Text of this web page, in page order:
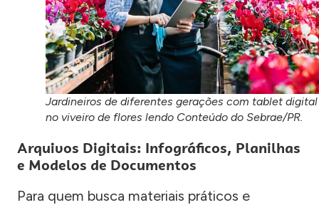
Jardineiros de diferentes gerações com tablet digital
no viveiro de flores lendo Conteúdo do Sebrae/PR.
Arquivos Digitais: Infográficos, Planilhas
e Modelos de Documentos
Para quem busca materiais práticos e